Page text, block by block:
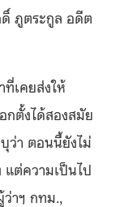
ภูตระกูล อดีต
ที่เคยส่งให้
กตั้งได้สองสมัย
ว่า ตอนนี้ยังไม่
แต่ความเป็นไป
ฯ กทม.,